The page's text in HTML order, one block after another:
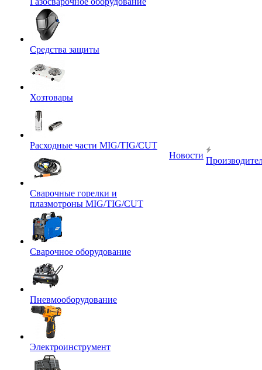
Средства защиты
Хозтовары
Расходные части MIG/TIG/CUT
Сварочные горелки и
плазмотроны MIG/TIG/CUT
Сварочное оборудование
Пневмооборудование
Электроинструмент
Новости